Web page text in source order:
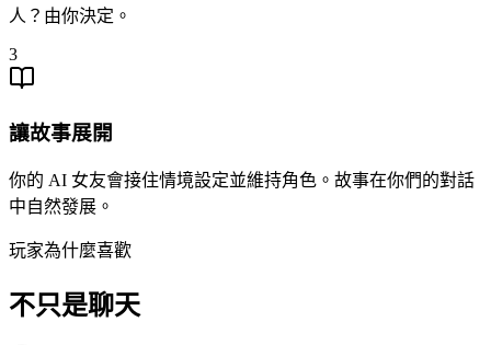
人？由你決定。
3
讓故事展開
你的 AI 女友會接住情境設定並維持角色。故事在你們的對話
中自然發展。
玩家為什麼喜歡
不只是聊天